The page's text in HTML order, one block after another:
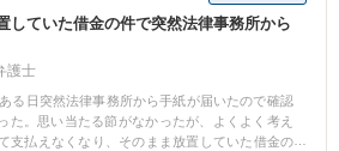
していた借金の件で突然法律事務所から
護士
る日突然法律事務所から手紙が届いたので確認
た。思い当たる節がなかったが、よくよく考え
支払えなくなり、そのまま放置していた借金の